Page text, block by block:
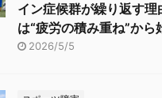
イン症候群が繰り返す理
は“疲労の積み重ね”から
2026/5/5